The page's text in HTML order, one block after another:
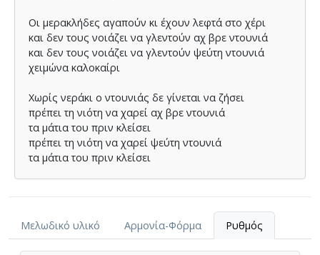
Οι µερακλήδες αγαπούν κι έχουν λεφτά στο χέρι
και δεν τους νοιάζει να γλεντούν αχ βρε ντουνιά
και δεν τους νοιάζει να γλεντούν ψεύτη ντουνιά
χειµώνα καλοκαίρι
Χωρίς νεράκι ο ντουνιάς δε γίνεται να ζήσει
πρέπει τη νιότη να χαρεί αχ βρε ντουνιά
τα µάτια του πριν κλείσει
πρέπει τη νιότη να χαρεί ψεύτη ντουνιά
τα µάτια του πριν κλείσει
Μελωδικό υλικό Αρμονία-Φόρμα Ρυθμός